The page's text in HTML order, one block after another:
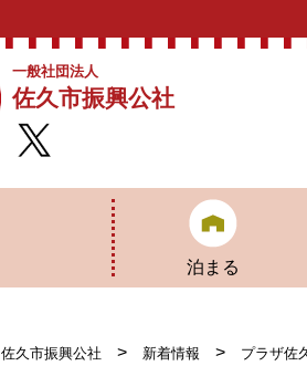
一般社団法人
佐久市振興公社
泊まる
佐久市振興公社 > 新着情報 > プラザ佐